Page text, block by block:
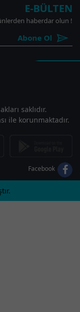
E-BÜLTEN
haberdar olun !
Abone Ol
saklıdır.
ile korunmaktadır.
Facebook